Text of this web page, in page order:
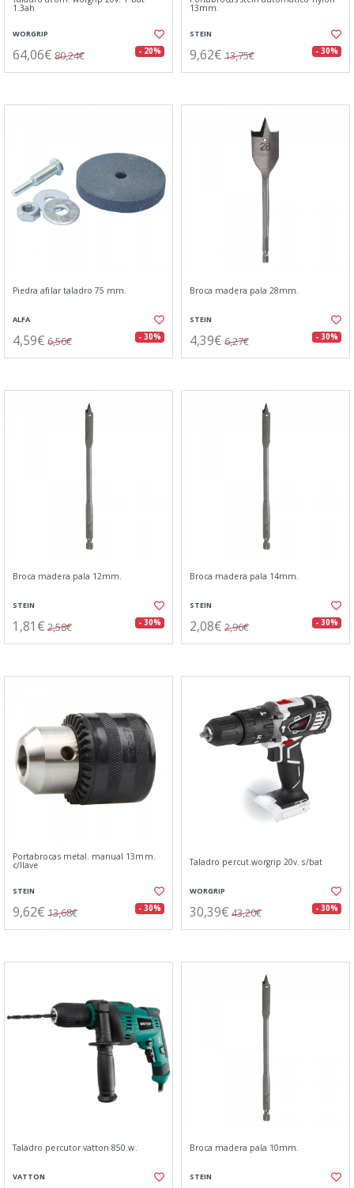
1.3ah
WORGRIP
64,06€ 80,24€ - 20%
13mm.
STEIN
9,62€ 13,75€ - 30%
Piedra afilar taladro 75 mm.
ALFA
4,59€ 6,56€ - 30%
Broca madera pala 28mm.
STEIN
4,39€ 6,27€ - 30%
Broca madera pala 12mm.
STEIN
1,81€ 2,58€ - 30%
Broca madera pala 14mm.
STEIN
2,08€ 2,96€ - 30%
Portabrocas metal. manual 13mm.
c/llave
STEIN
9,62€ 13,68€ - 30%
Taladro percut.worgrip 20v. s/bat
WORGRIP
30,39€ 43,20€ - 30%
Taladro percutor vatton 850 w.
VATTON
Broca madera pala 10mm.
STEIN